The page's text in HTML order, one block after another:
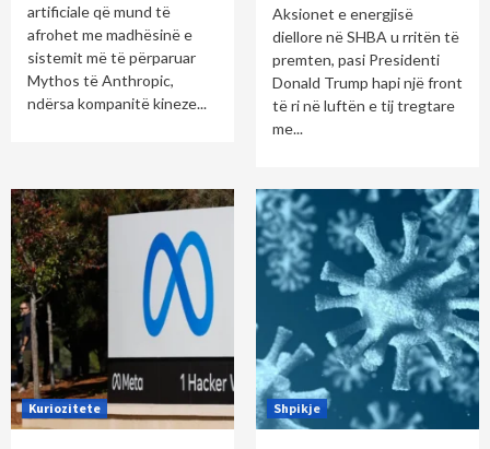
artificiale që mund të
afrohet me madhësinë e
sistemit më të përparuar
Mythos të Anthropic,
ndërsa kompanitë kineze...
Aksionet e energjisë
diellore në SHBA u rritën të
premten, pasi Presidenti
Donald Trump hapi një front
të ri në luftën e tij tregtare
me...
Kuriozitete Shpikje